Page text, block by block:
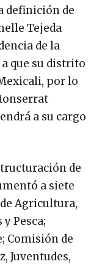
definición de
Tejeda
de la
que su distrito
por lo
a su cargo
de
a siete
Agricultura,
Pesca;
Comisión de
Juventudes,